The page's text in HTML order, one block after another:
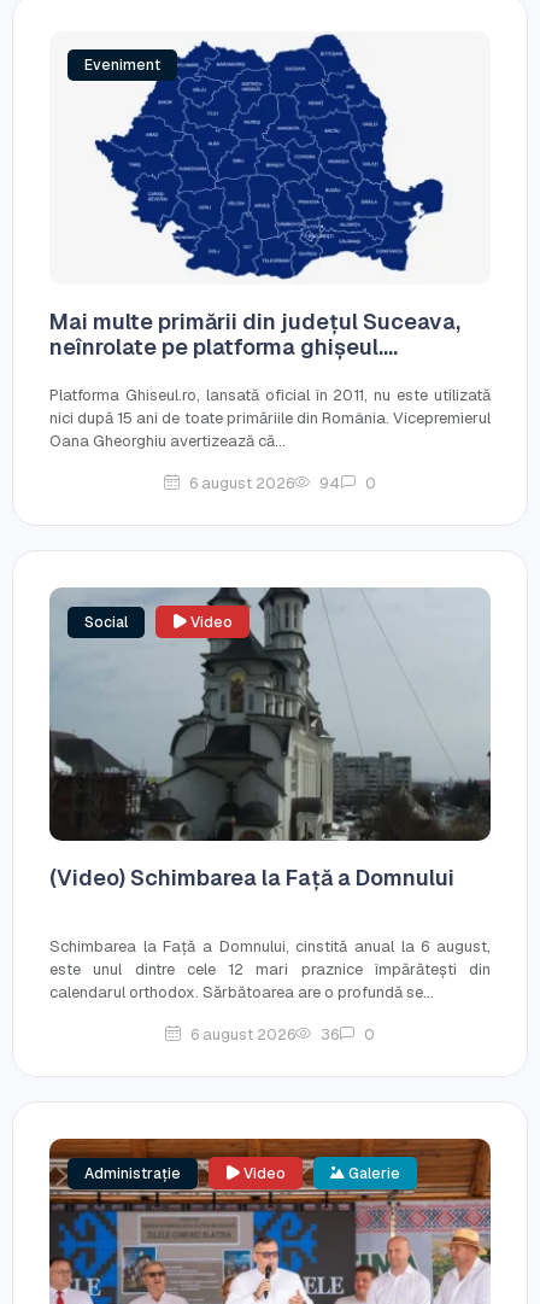
Eveniment
Mai multe primării din județul Suceava,
neînrolate pe platforma ghișeul....
Platforma Ghiseul.ro, lansată oficial în 2011, nu este utilizată
nici după 15 ani de toate primăriile din România. Vicepremierul
Oana Gheorghiu avertizează că...
6 august 2026 94 0
Social Video
(Video) Schimbarea la Față a Domnului
Schimbarea la Față a Domnului, cinstită anual la 6 august,
este unul dintre cele 12 mari praznice împărătești din
calendarul orthodox. Sărbătoarea are o profundă se...
6 august 2026 36 0
Administrație Video Galerie